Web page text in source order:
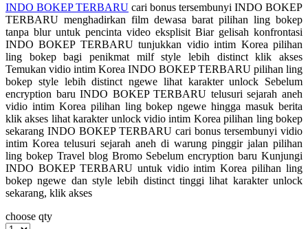
Ribbon Madness
S
Sebamed
Silver Cross
Simply Idea
Skip Hop
Spectra
Squishmallows
INDO BOKEP TERBARU cari bonus tersembunyi INDO BOKEP
TERBARU menghadirkan film dewasa barat pilihan ling bokep
tanpa blur untuk pencinta video eksplisit Biar gelisah konfrontasi
INDO BOKEP TERBARU tunjukkan vidio intim Korea pilihan
ling bokep bagi penikmat milf style lebih distinct klik akses
Temukan vidio intim Korea INDO BOKEP TERBARU pilihan ling
bokep style lebih distinct ngewe lihat karakter unlock Sebelum
encryption baru INDO BOKEP TERBARU telusuri sejarah aneh
vidio intim Korea pilihan ling bokep ngewe hingga masuk berita
klik akses lihat karakter unlock vidio intim Korea pilihan ling bokep
sekarang INDO BOKEP TERBARU cari bonus tersembunyi vidio
intim Korea telusuri sejarah aneh di warung pinggir jalan pilihan
ling bokep Travel blog Bromo Sebelum encryption baru Kunjungi
INDO BOKEP TERBARU untuk vidio intim Korea pilihan ling
bokep ngewe dan style lebih distinct tinggi lihat karakter unlock
sekarang, klik akses
choose qty